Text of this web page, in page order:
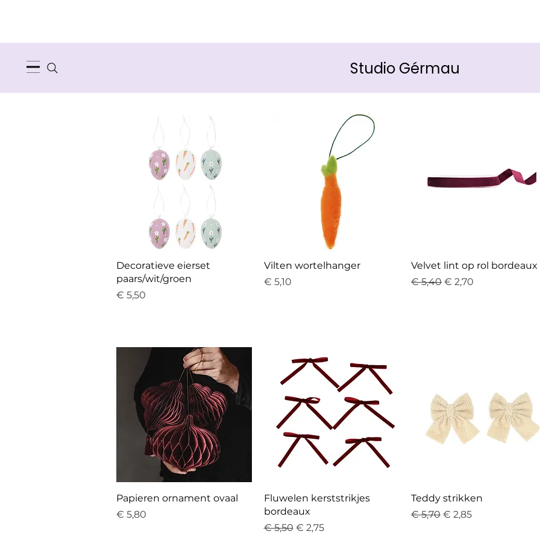
Studio Gérmau
Snel overzicht
Decoratieve eierset
paars/wit/groen
Prijs
€ 5,50
Snel overzicht
Vilten wortelhanger
Prijs
€ 5,10
Snel overzicht
Velvet lint op rol bordeaux
Normale prijs
€ 5,40 Verkoopprijs
€ 2,70
Snel overzicht
Papieren ornament ovaal
Prijs
€ 5,80
Snel overzicht
Fluwelen kerststrikjes
bordeaux
Normale prijs
€ 5,50 Verkoopprijs
€ 2,75
Snel overzicht
Teddy strikken
Normale prijs
€ 5,70 Verkoopprijs
€ 2,85